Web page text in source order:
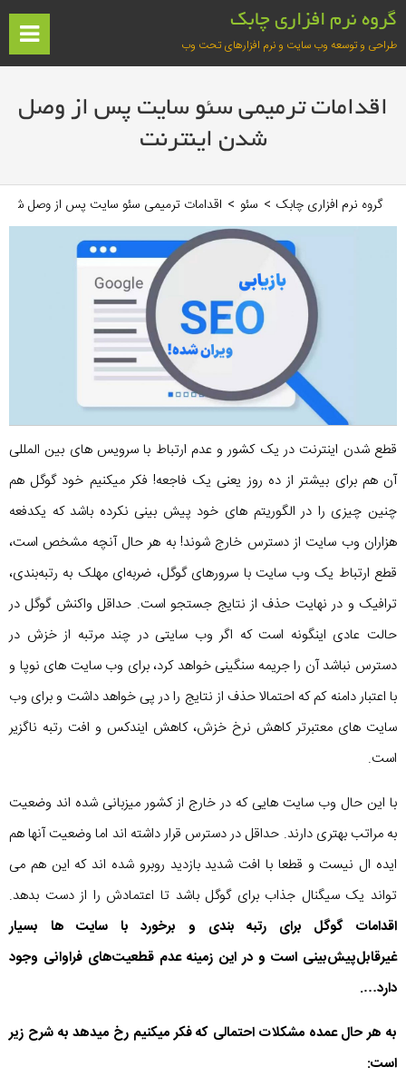
رفتن
محتوا
گروه نرم افزاری چابک
طراحی و توسعه وب سایت و نرم افزارهای تحت وب
اقدامات ترمیمی سئو سایت پس از وصل
شدن اینترنت
گروه نرم افزاری چابک > سئو > اقدامات ترمیمی سئو سایت پس از وصل شدن
قطع شدن اینترنت در یک کشور و عدم ارتباط با سرویس های بین المللی
آن هم برای بیشتر از ده روز یعنی یک فاجعه! فکر میکنیم خود گوگل هم
چنین چیزی را در الگوریتم های خود پیش بینی نکرده باشد که یکدفعه
هزاران وب سایت از دسترس خارج شوند! به هر حال آنچه مشخص است،
قطع ارتباط یک وب سایت با سرورهای گوگل، ضربه‌ای مهلک به رتبه‌بندی،
ترافیک و در نهایت حذف از نتایج جستجو است. حداقل واکنش گوگل در
حالت عادی اینگونه است که اگر وب سایتی در چند مرتبه از خزش در
دسترس نباشد آن را جریمه سنگینی خواهد کرد، برای وب سایت های نوپا و
با اعتبار دامنه کم که احتمالا حذف از نتایج را در پی خواهد داشت و برای وب
سایت های معتبرتر کاهش نرخ خزش، کاهش ایندکس و افت رتبه ناگزیر
است.
با این حال وب سایت هایی که در خارج از کشور میزبانی شده اند وضعیت
به مراتب بهتری دارند. حداقل در دسترس قرار داشته اند اما وضعیت آنها هم
ایده ال نیست و قطعا با افت شدید بازدید روبرو شده اند که این هم می
تواند یک سیگنال جذاب برای گوگل باشد تا اعتمادش را از دست بدهد.
اقدامات گوگل برای رتبه بندی و برخورد با سایت ها بسیار
غیرقابل‌پیش‌بینی است و در این زمینه عدم قطعیت‌های فراوانی وجود
دارد….
به هر حال عمده مشکلات احتمالی که فکر میکنیم رخ میدهد به شرح زیر
است: